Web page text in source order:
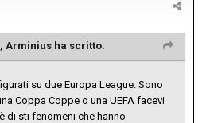
Arminius ha scritto:
su due Europa League. Sono
Coppa Coppe o una UEFA facevi
di sti fenomeni che hanno